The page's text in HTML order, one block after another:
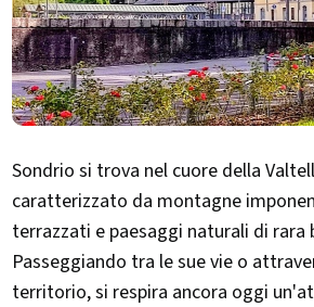
Sondrio si trova nel cuore della
caratterizzato da montagne
terrazzati e paesaggi naturali di rara
Passeggiando tra le sue vie o
territorio, si respira ancora oggi